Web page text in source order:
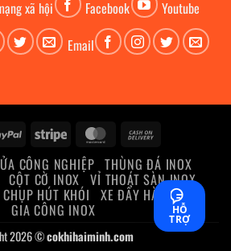
xã hội Facebook
Youtube
Email
PayPal Stripe MasterCard
Delivery
CÔNG NGHIỆP THÙNG ĐÁ INOX
CỘT CỜ INOX VỈ THOÁT SÀN INOX
CHỤP HÚT KHÓI XE ĐẨY HÀNG
GIA CÔNG INOX
2026 ©cokhihaiminh.com
HỖ
TRỢ